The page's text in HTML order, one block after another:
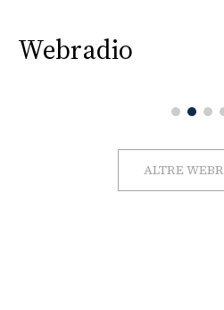
Webradio
ALTRE